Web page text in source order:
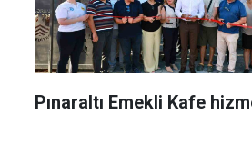
Pınaraltı Emekli Kafe